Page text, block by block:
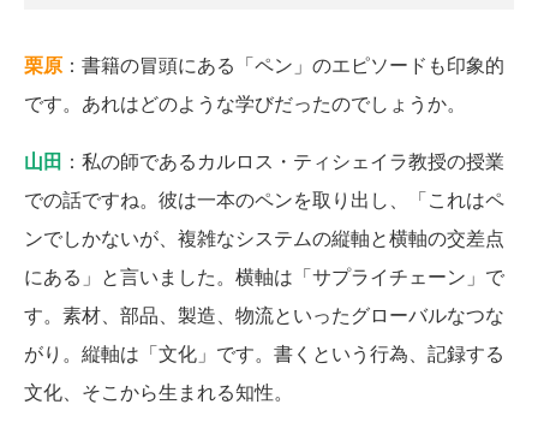
栗原 ：書籍の冒頭にある「ペン」のエピソードも印象的
です。あれはどのような学びだったのでしょうか。
山田 ：私の師であるカルロス・ティシェイラ教授の授業
での話ですね。彼は一本のペンを取り出し、「これはペ
ンでしかないが、複雑なシステムの縦軸と横軸の交差点
にある」と言いました。横軸は「サプライチェーン」で
す。素材、部品、製造、物流といったグローバルなつな
がり。縦軸は「文化」です。書くという行為、記録する
文化、そこから生まれる知性。